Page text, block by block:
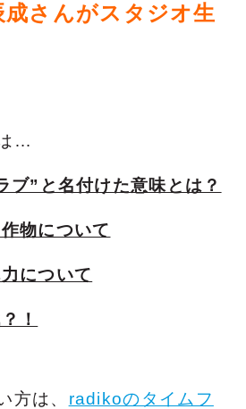
成さんがスタジオ生
…
ブ”と名付けた意味とは？
物について
について
！
方は、 radikoのタイムフ